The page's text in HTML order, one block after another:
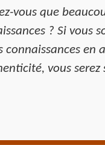
vous que
? Si vous
connaissances en
vous